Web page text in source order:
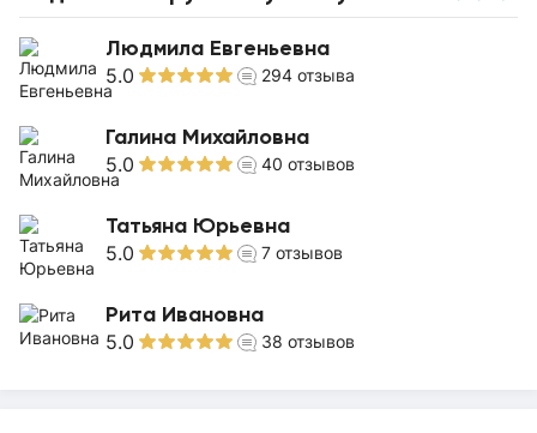
Людмила Евгеньевна
5.0 294 отзыва
Галина Михайловна
5.0 40 отзывов
Татьяна Юрьевна
5.0 7 отзывов
Рита Ивановна
5.0 38 отзывов